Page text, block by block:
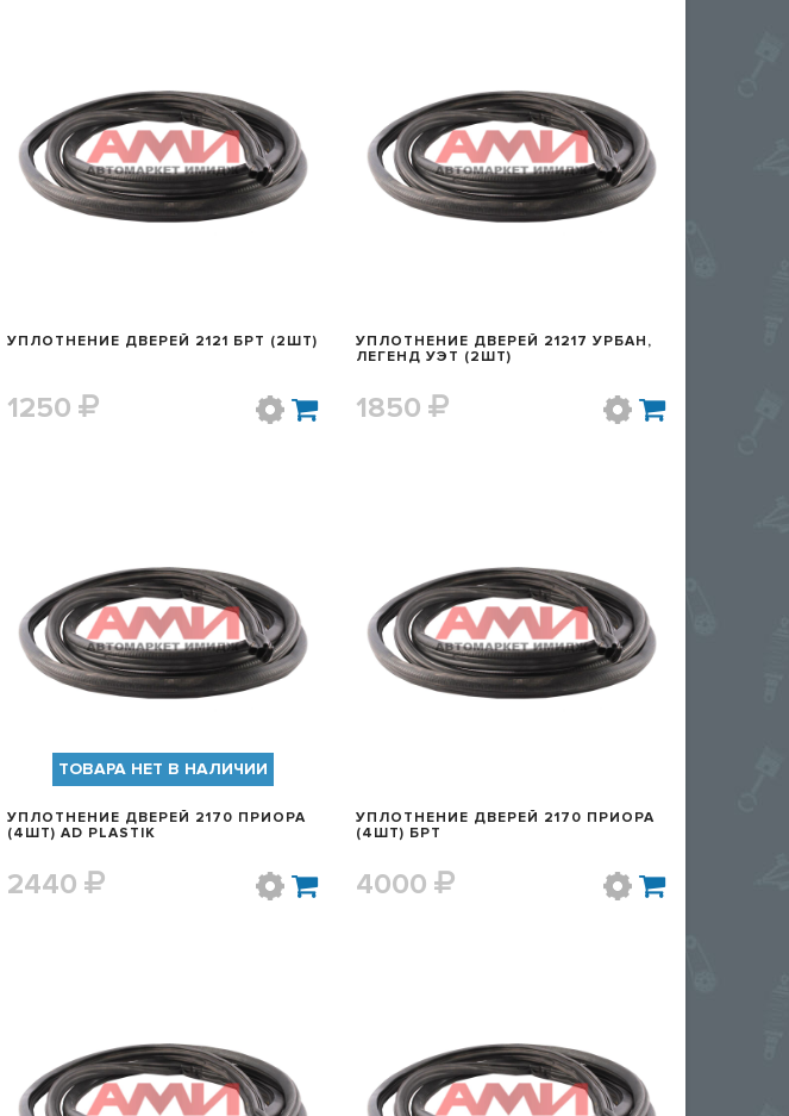
БЫСТРЫЙ ПРОСМОТР
УПЛОТНЕНИЕ ДВЕРЕЙ 2121 БРТ (2ШТ)
1250
БЫСТРЫЙ ПРОСМОТР
УПЛОТНЕНИЕ ДВЕРЕЙ 21217 УРБАН,
ЛЕГЕНД УЭТ (2ШТ)
1850
БЫСТРЫЙ ПРОСМОТР
ТОВАРА НЕТ В НАЛИЧИИ
УПЛОТНЕНИЕ ДВЕРЕЙ 2170 ПРИОРА
(4ШТ) AD PLASTIK
2440
БЫСТРЫЙ ПРОСМОТР
УПЛОТНЕНИЕ ДВЕРЕЙ 2170 ПРИОРА
(4ШТ) БРТ
4000
БЫСТРЫЙ ПРОСМОТР БЫСТРЫЙ ПРОСМОТР